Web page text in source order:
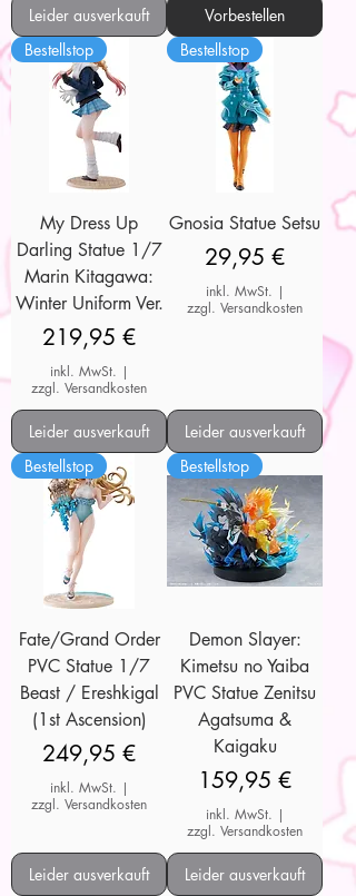
Leider ausverkauft
Vorbestellen
Bestellstop
My Dress Up
Darling Statue 1/7
Marin Kitagawa:
Winter Uniform Ver.
Preis
219,95 €
inkl. MwSt. |
zzgl. Versandkosten
Leider ausverkauft
Bestellstop
Gnosia Statue Setsu
Preis
29,95 €
inkl. MwSt. |
zzgl. Versandkosten
Leider ausverkauft
Bestellstop
Fate/Grand Order
PVC Statue 1/7
Beast / Ereshkigal
(1st Ascension)
Preis
249,95 €
inkl. MwSt. |
zzgl. Versandkosten
Leider ausverkauft
Bestellstop
Demon Slayer:
Kimetsu no Yaiba
PVC Statue Zenitsu
Agatsuma &
Kaigaku
Preis
159,95 €
inkl. MwSt. |
zzgl. Versandkosten
Leider ausverkauft